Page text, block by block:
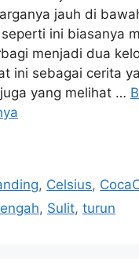
jauh di
ini biasanya
menjadi dua
ini sebagai cerita
yang melihat …
, Celsius,
, Sulit, turun